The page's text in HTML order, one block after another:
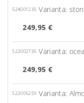
524001235 Varianta:
249,95 €
522002735 Varianta:
249,95 €
522005259 Varianta: